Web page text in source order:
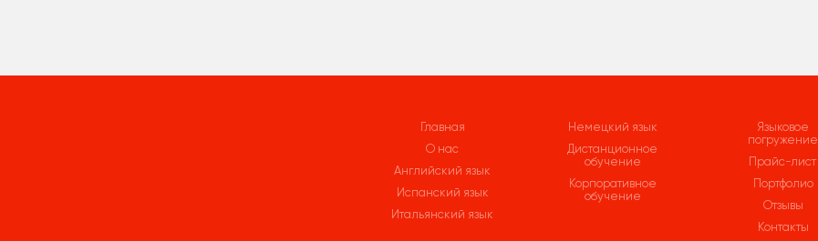
Главная
О нас
Английский язык
Испанский язык
Итальянский язык
Немецкий язык
Дистанционное
обучение
Корпоративное
обучение
Языковое
погружение
Прайс-лист
Портфолио
Отзывы
Контакты